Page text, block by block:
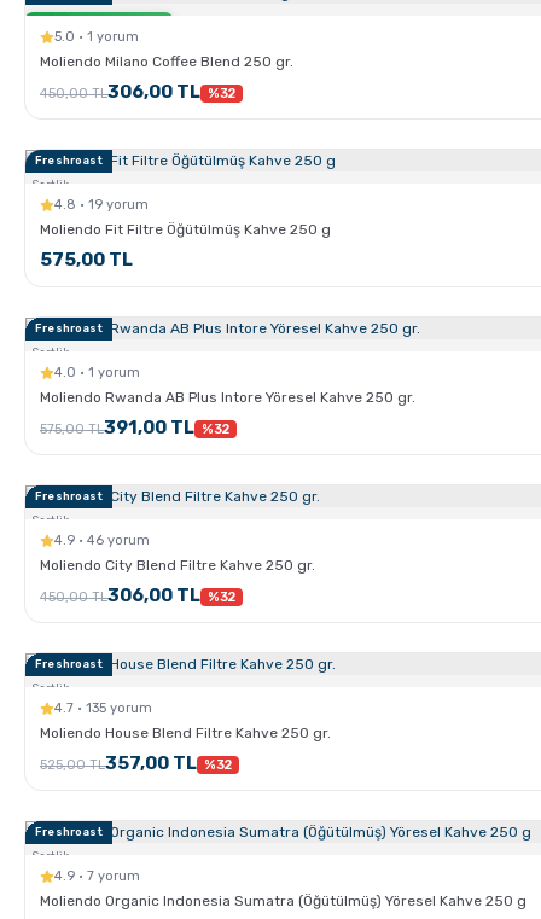
Sertlik:
5.0 · 1 yorum
Moliendo Milano Coffee Blend 250 gr.
450,00 TL306,00 TL %32
Freshroast
Sertlik:
4.8 · 19 yorum
Moliendo Fit Filtre Öğütülmüş Kahve 250 g
575,00 TL
Freshroast
Sertlik:
4.0 · 1 yorum
Moliendo Rwanda AB Plus Intore Yöresel Kahve 250 gr.
575,00 TL391,00 TL %32
Freshroast
Sertlik:
4.9 · 46 yorum
Moliendo City Blend Filtre Kahve 250 gr.
450,00 TL306,00 TL %32
Freshroast
Sertlik:
4.7 · 135 yorum
Moliendo House Blend Filtre Kahve 250 gr.
525,00 TL357,00 TL %32
Freshroast
Sertlik:
4.9 · 7 yorum
Moliendo Organic Indonesia Sumatra (Öğütülmüş) Yöresel Kahve 250 g